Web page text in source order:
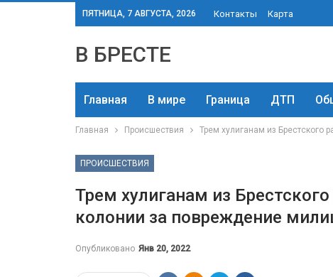
ПЯТНИЦА, 7 АВГУСТА, 2026 Контакты Карта
В БРЕСТЕ
Главная В мире Граница ДТП
Главная Происшествия Трем хулиганам из Брестского
ПРОИСШЕСТВИЯ
Трем хулиганам из
колонии за повреждение
Опубликовано Янв 20, 2022